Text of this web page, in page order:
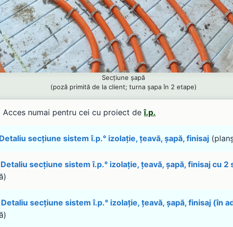
Secțiune șapă
(poză primită de la client; turna șapa în 2 etape)
Acces numai pentru cei cu proiect deî.p.
secțiune sistem î.p.° izolație, țeavă, șapă, finisaj
secțiune sistem î.p.° izolație, țeavă, șapă, finisaj cu 2
Detaliu secțiune sistem î.p.° izolație, țeavă, șapă, finisaj (în